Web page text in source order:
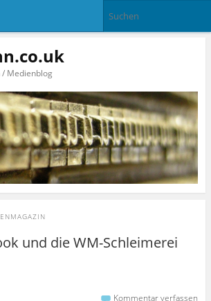
Medienblog
und die WM-Schleimerei
Kommentar verfassen